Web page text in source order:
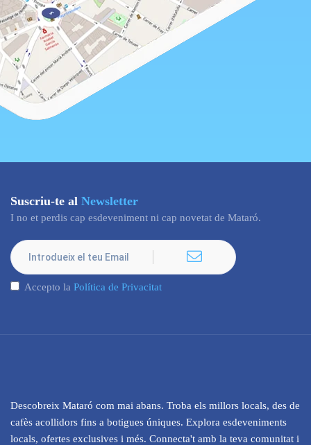
Suscriu-te al Newsletter
I no et perdis cap esdeveniment ni cap novetat de Mataró.
Accepto la Política de Privacitat
Descobreix Mataró com mai abans. Troba els millors locals, des de
cafès acollidors fins a botigues úniques. Explora esdeveniments
locals, ofertes exclusives i més. Connecta't amb la teva comunitat i